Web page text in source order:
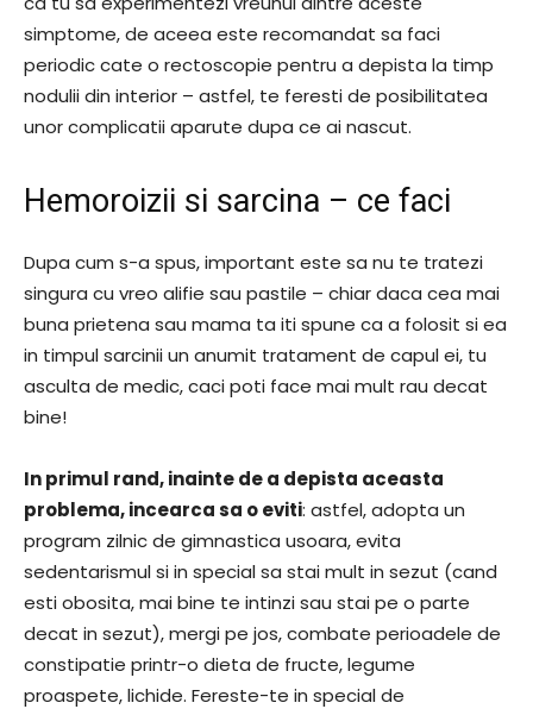
simptome, de aceea este recomandat sa faci
periodic cate o rectoscopie pentru a depista la timp
nodulii din interior – astfel, te feresti de posibilitatea
unor complicatii aparute dupa ce ai nascut.
Hemoroizii si sarcina – ce faci
Dupa cum s-a spus, important este sa nu te tratezi
singura cu vreo alifie sau pastile – chiar daca cea mai
buna prietena sau mama ta iti spune ca a folosit si ea
in timpul sarcinii un anumit tratament de capul ei, tu
asculta de medic, caci poti face mai mult rau decat
bine!
In primul rand, inainte de a depista aceasta
problema, incearca sa o eviti: astfel, adopta un
program zilnic de gimnastica usoara, evita
sedentarismul si in special sa stai mult in sezut (cand
esti obosita, mai bine te intinzi sau stai pe o parte
decat in sezut), mergi pe jos, combate perioadele de
constipatie printr-o dieta de fructe, legume
proaspete, lichide. Fereste-te in special de